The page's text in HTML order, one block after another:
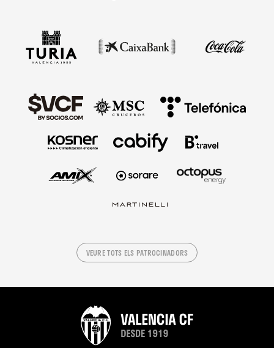
VEURE TOTS ELS PATROCINADORS